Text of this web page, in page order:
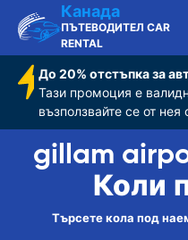
Канада
ПЪТЕВОДИТЕЛ CAR
RENTAL
До 20% отстъпка за
Тази промоция е
възползвайте се от
gillam
Коли
Търсете кола под